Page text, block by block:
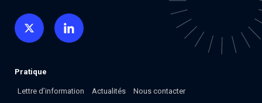
Pratique
Lettre d’information Actualités
Nous contacter